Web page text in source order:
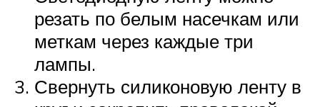
резать по белым насечкам или
меткам через каждые три
лампы.
Свернуть силиконовую ленту в